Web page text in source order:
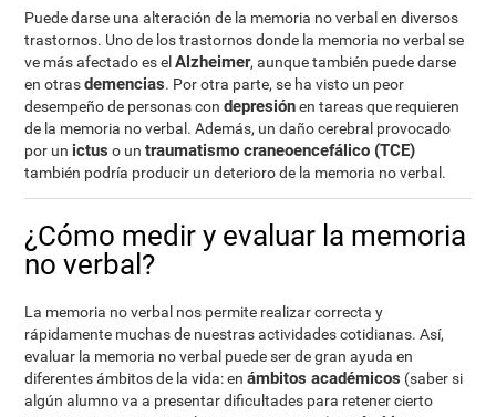
Puede darse una alteración de la memoria no verbal en diversos
trastornos. Uno de los trastornos donde la memoria no verbal se
ve más afectado es elAlzheimer, aunque también puede darse
en otrasdemencias. Por otra parte, se ha visto un peor
desempeño de personas condepresiónen tareas que requieren
de la memoria no verbal. Además, un daño cerebral provocado
por un ictus o untraumatismo craneoencefálico (TCE)
también podría producir un deterioro de la memoria no verbal.
¿Cómo medir y evaluar la memoria
no verbal?
La memoria no verbal nos permite realizar correcta y
rápidamente muchas de nuestras actividades cotidianas. Así,
evaluar la memoria no verbal puede ser de gran ayuda en
diferentes ámbitos de la vida: enámbitos académicos (saber si
algún alumno va a presentar dificultades para retener cierto